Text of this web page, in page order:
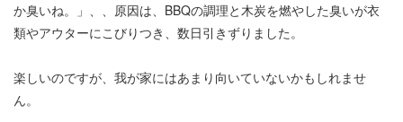
か臭いね。」、、原因は、BBQの調理と木炭を燃やした臭いが衣
類やアウターにこびりつき、数日引きずりました。
楽しいのですが、我が家にはあまり向いていないかもしれませ
ん。